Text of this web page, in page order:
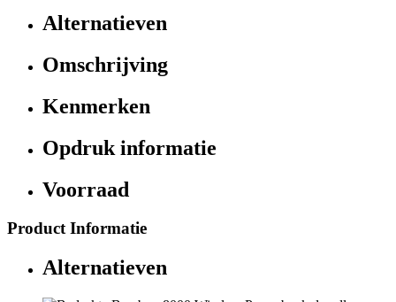
Alternatieven
Omschrijving
Kenmerken
Opdruk informatie
Voorraad
Product Informatie
Alternatieven